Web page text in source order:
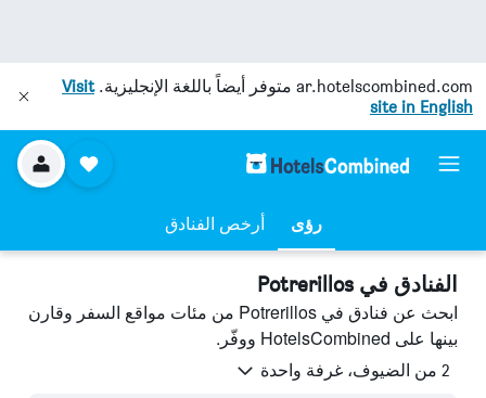
ar.hotelscombined.com متوفر أيضاً باللغة الإنجليزية.Visit
site in English
رؤى أرخص الفنادق
الفنادق في Potrerillos
ابحث عن فنادق في Potrerillos من مئات مواقع السفر وقارن
بينها على HotelsCombined ووفّر.
2 من الضيوف، غرفة واحدة